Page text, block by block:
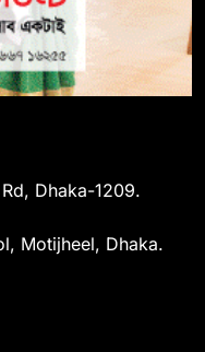
Dhaka-1209.
Motijheel, Dhaka.